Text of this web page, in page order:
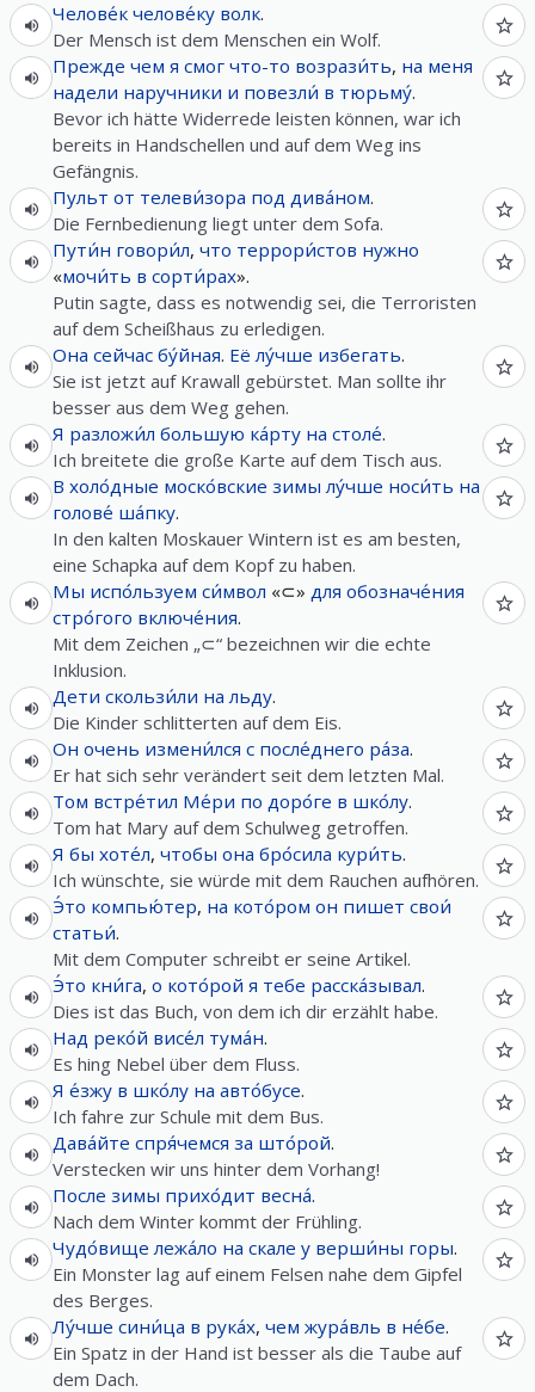
Челове́к челове́ку волк.
Der Mensch ist dem Menschen ein Wolf.
Прежде чем я смог что-то возрази́ть, на меня
надели наручники и повезли́ в тюрьму́.
Bevor ich hätte Widerrede leisten können, war ich
bereits in Handschellen und auf dem Weg ins
Gefängnis.
Пульт от телеви́зора под дива́ном.
Die Fernbedienung liegt unter dem Sofa.
Пути́н говори́л, что террори́стов нужно
«мочи́ть в сорти́рах».
Putin sagte, dass es notwendig sei, die Terroristen
auf dem Scheißhaus zu erledigen.
Она сейчас бу́йная. Её лу́чше избегать.
Sie ist jetzt auf Krawall gebürstet. Man sollte ihr
besser aus dem Weg gehen.
Я разложи́л большую ка́рту на столе́.
Ich breitete die große Karte auf dem Tisch aus.
В холо́дные моско́вские зимы лу́чше носи́ть на
голове́ ша́пку.
In den kalten Moskauer Wintern ist es am besten,
eine Schapka auf dem Kopf zu haben.
Мы испо́льзуем си́мвол «⊂» для обозначе́ния
стро́гого включе́ния.
Mit dem Zeichen „⊂“ bezeichnen wir die echte
Inklusion.
Дети скользи́ли на льду.
Die Kinder schlitterten auf dem Eis.
Он очень измени́лся с после́днего ра́за.
Er hat sich sehr verändert seit dem letzten Mal.
Том встре́тил Ме́ри по доро́ге в шко́лу.
Tom hat Mary auf dem Schulweg getroffen.
Я бы хоте́л, чтобы она бро́сила кури́ть.
Ich wünschte, sie würde mit dem Rauchen aufhören.
Э́то компью́тер, на кото́ром он пишет свои́
статьи́.
Mit dem Computer schreibt er seine Artikel.
Э́то кни́га, о кото́рой я тебе расска́зывал.
Dies ist das Buch, von dem ich dir erzählt habe.
Над реко́й висе́л тума́н.
Es hing Nebel über dem Fluss.
Я е́зжу в шко́лу на авто́бусе.
Ich fahre zur Schule mit dem Bus.
Дава́йте спря́чемся за што́рой.
Verstecken wir uns hinter dem Vorhang!
После зимы прихо́дит весна́.
Nach dem Winter kommt der Frühling.
Чудо́вище лежа́ло на скале у верши́ны горы.
Ein Monster lag auf einem Felsen nahe dem Gipfel
des Berges.
Лу́чше сини́ца в рука́х, чем жура́вль в не́бе.
Ein Spatz in der Hand ist besser als die Taube auf
dem Dach.